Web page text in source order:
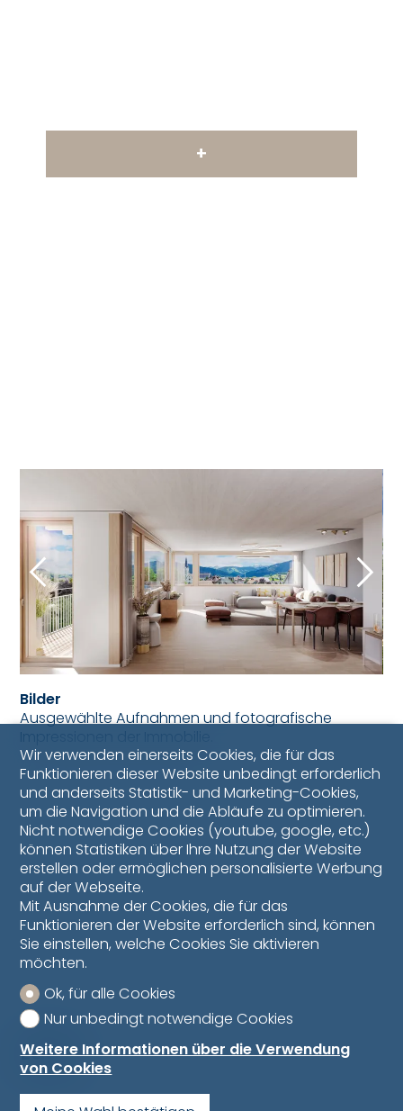
+
Bilder
Ausgewählte Aufnahmen und fotografische
Impressionen der Immobilie.
Lage
Wir verwenden einerseits Cookies, die für das
Funktionieren dieser Website unbedingt erforderlich
und anderseits Statistik- und Marketing-Cookies,
um die Navigation und die Abläufe zu optimieren.
Nicht notwendige Cookies (youtube, google, etc.)
können Statistiken über Ihre Nutzung der Website
erstellen oder ermöglichen personalisierte Werbung
auf der Webseite.
Mit Ausnahme der Cookies, die für das
Funktionieren der Website erforderlich sind, können
Sie einstellen, welche Cookies Sie aktivieren
möchten.
Ok, für alle Cookies
Nur unbedingt notwendige Cookies
Weitere Informationen über die Verwendung
von Cookies